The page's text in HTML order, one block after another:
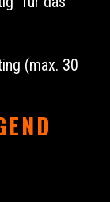
(max. 30